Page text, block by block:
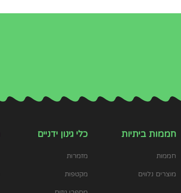
חממות ביתיות
חממות
מוצרים נלווים
כלי גינון ידניים
מזמרות
מקטפות